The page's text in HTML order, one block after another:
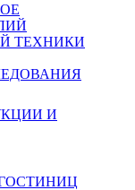
ТЕХНИКИ
И